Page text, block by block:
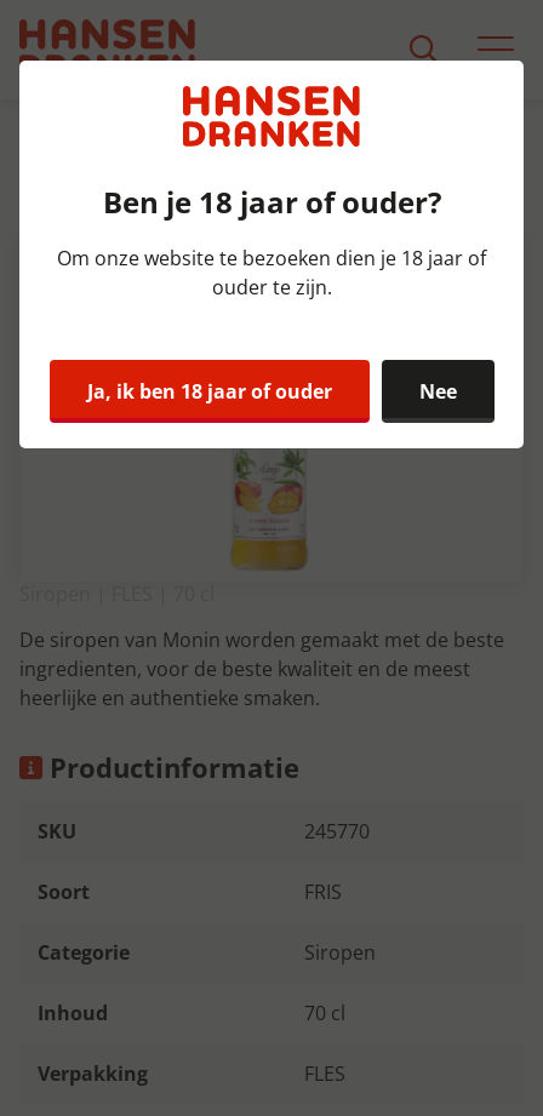
Product Detail
Monin Mangue Fles 70 cl
De siropen van Monin worden gemaakt met de beste
ingredienten, voor de beste kwaliteit en de meest
heerlijke en authentieke smaken.
Productinformatie
SKU 245770
Soort FRIS
Categorie Siropen
Inhoud 70 cl
Verpakking FLES
Ben je 18 jaar of ouder?
Om onze website te bezoeken dien je 18 jaar of
ouder te zijn.
Ja, ik ben 18 jaar of ouder Nee